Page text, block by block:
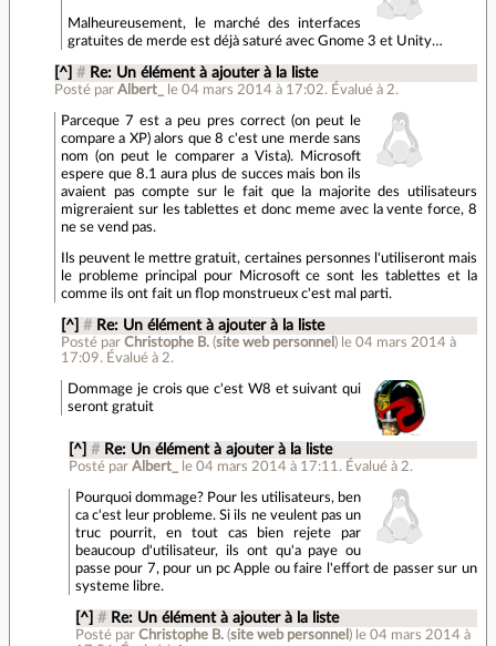
Malheureusement, le marché des interfaces
gratuites de merde est déjà saturé avec Gnome 3 et Unity…
[^] # Re: Un élément à ajouter à la liste
Posté par Albert_ le 04 mars 2014 à 17:02. Évalué à 2.
Parceque 7 est a peu pres correct (on peut le
compare a XP) alors que 8 c'est une merde sans
nom (on peut le comparer a Vista). Microsoft
espere que 8.1 aura plus de succes mais bon ils
avaient pas compte sur le fait que la majorite des utilisateurs
migreraient sur les tablettes et donc meme avec la vente force, 8
ne se vend pas.
Ils peuvent le mettre gratuit, certaines personnes l'utiliseront mais
le probleme principal pour Microsoft ce sont les tablettes et la
comme ils ont fait un flop monstrueux c'est mal parti.
[^] # Re: Un élément à ajouter à la liste
Posté parChristophe B. (site web personnel ) le 04 mars 2014 à
17:09. Évalué à 2.
Dommage je crois que c'est W8 et suivant qui
seront gratuit
[^] # Re: Un élément à ajouter à la liste
Posté par Albert_ le 04 mars 2014 à 17:11 . Évalué à 2.
Pourquoi dommage? Pour les utilisateurs, ben
ca c'est leur probleme. Si ils ne veulent pas un
truc pourrit, en tout cas bien rejete par
beaucoup d'utilisateur, ils ont qu'a paye ou
passe pour 7, pour un pc Apple ou faire l'effort de passer sur un
systeme libre.
[^] # Re: Un élément à ajouter à la liste
Posté parChristophe B. (site web personnel ) le 04 mars 2014 à